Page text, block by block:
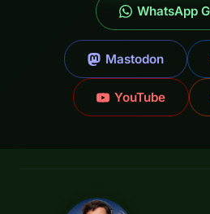
WhatsApp
Mastodon
YouTube